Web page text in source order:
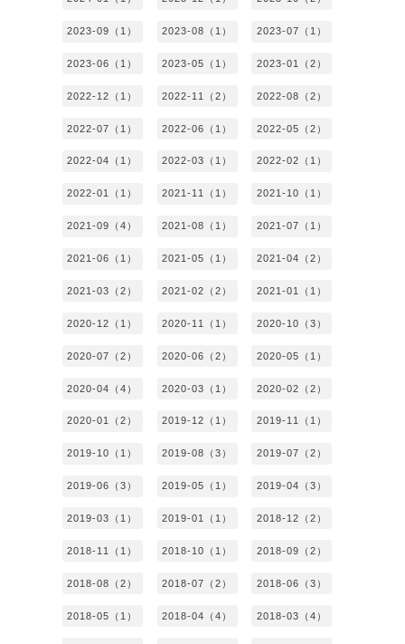
2023-09（1） 2023-08（1） 2023-07（1）
2023-06（1） 2023-05（1） 2023-01（2）
2022-12（1） 2022-11（2） 2022-08（2）
2022-07（1） 2022-06（1） 2022-05（2）
2022-04（1） 2022-03（1） 2022-02（1）
2022-01（1） 2021-11（1） 2021-10（1）
2021-09（4） 2021-08（1） 2021-07（1）
2021-06（1） 2021-05（1） 2021-04（2）
2021-03（2） 2021-02（2） 2021-01（1）
2020-12（1） 2020-11（1） 2020-10（3）
2020-07（2） 2020-06（2） 2020-05（1）
2020-04（4） 2020-03（1） 2020-02（2）
2020-01（2） 2019-12（1） 2019-11（1）
2019-10（1） 2019-08（3） 2019-07（2）
2019-06（3） 2019-05（1） 2019-04（3）
2019-03（1） 2019-01（1） 2018-12（2）
2018-11（1） 2018-10（1） 2018-09（2）
2018-08（2） 2018-07（2） 2018-06（3）
2018-05（1） 2018-04（4） 2018-03（4）